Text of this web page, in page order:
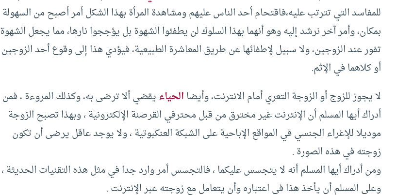
للمفاسد التي تترتب عليه،فاقتحام أحد الناس عليهم ومشاهدة المرأة بهذا الشكل أمر أصبح من السهولة
بمكان، وأمر آخر نرشد إليه وهو أنهما بهذا السلوك لن يطفئوا الشهوة بل يؤججوا نارها، مما يجعل الشهوة
تفور عند الزوجين، ولا سبيل لإطفائها عن طريق المعاشرة الطبيعية، فيؤدي هذا إلى وقوع أحد الزوجين
أو كلاهما في الإثم.
لا يجوز للزوج أو الزوجة التعري أمام الانترنت، وأيضاالحياءيقضي ألا ترضى به، وكذلك المروءة ، فمن
أدراك أيها المسلم أن الإنترنت غير مخترق من قبل محترفي القرصنة الإلكترونية ، وبهذا تصبح الزوجة
موديلا للإغراء الجنسي في المواقع الإباحية على الشبكة العنكبوتية ، ولا يوجد عاقل يرضى أن تكون
زوجته في هذه الصورة .
ومن أدراك أيها المسلم أنه لا يتجسس عليكما ، فالتجسس أمر وارد جدا في مثل هذه التقنيات الحديثة ،
وعلى المسلم أن يأخذ هذا في اعتباره وأن يتعامل مع زوجته عبر الإنترنت .